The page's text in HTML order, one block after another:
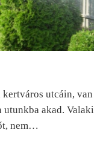
utcáin, van
utunkba akad. Valaki
nem…